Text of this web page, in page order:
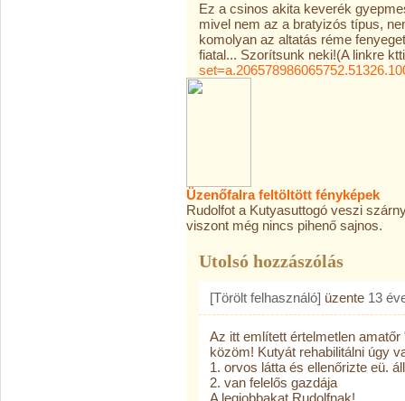
Ez a csinos akita keverék
mivel nem az a bratyizós típus,
komolyan az altatás réme
fiatal... Szorítsunk neki!(A linkre
set=a.206578986065752.51326.10
Üzenőfalra feltöltött fényképek
Rudolfot a Kutyasuttogó veszi
viszont még nincs pihenő sajnos.
Utolsó hozzászólás
[Törölt felhasználó] üzente 13
Az itt említett értelmetlen
közöm! Kutyát rehabilitálni úgy
1. orvos látta és ellenőrizte eü.
2. van felelős gazdája
A legjobbakat Rudolfnak!